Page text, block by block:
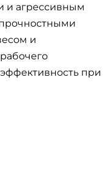
и агрессивным
и
при